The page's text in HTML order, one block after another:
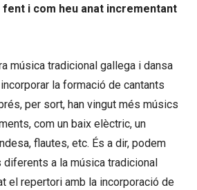
fent i com heu anat incrementant
música tradicional gallega i dansa
la formació de cantants
per sort, han vingut més músics
com un baix elèctric, un
flautes, etc. És a dir, podem
diferents a la música tradicional
el repertori amb la incorporació de